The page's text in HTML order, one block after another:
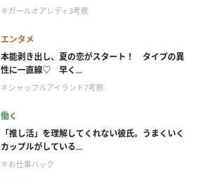
＃ガールオアレディ3考察
エンタメ
本能剥き出し、夏の恋がスタート！ タイプの異
性に一直線♡ 早く...
＃シャッフルアイランド7考察
働く
「推し活」を理解してくれない彼氏。うまくいく
カップルがしている...
＃お仕事ハック